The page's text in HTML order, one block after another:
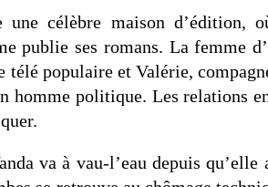
célèbre maison d’édition,
publie ses romans. La femme
télé populaire et Valérie,
homme politique. Les relations
va à vau-l’eau depuis qu’elle